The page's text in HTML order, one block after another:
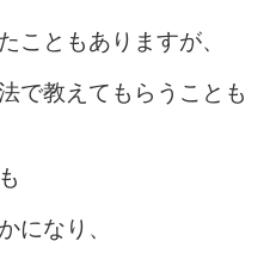
こともありますが、
で教えてもらうことも
になり、